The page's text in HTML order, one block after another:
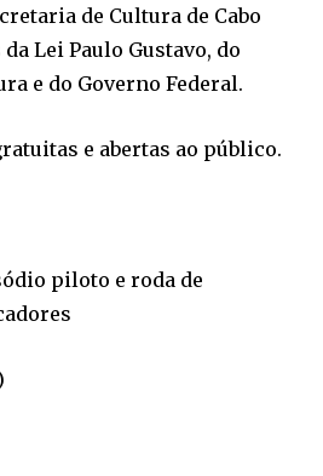
de Cultura de Cabo
Lei Paulo Gustavo, do
e do Governo Federal.
e abertas ao público.
piloto e roda de